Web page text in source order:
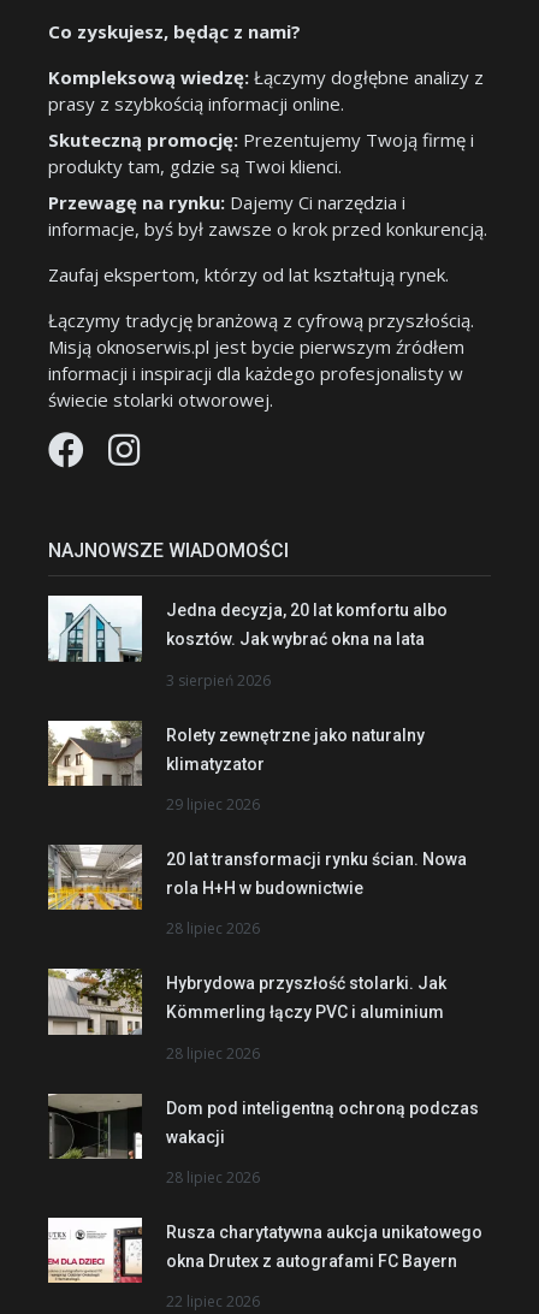
Co zyskujesz, będąc z nami?
Kompleksową wiedzę: Łączymy dogłębne analizy z
prasy z szybkością informacji online.
Skuteczną promocję: Prezentujemy Twoją firmę i
produkty tam, gdzie są Twoi klienci.
Przewagę na rynku: Dajemy Ci narzędzia i
informacje, byś był zawsze o krok przed konkurencją.
Zaufaj ekspertom, którzy od lat kształtują rynek.
Łączymy tradycję branżową z cyfrową przyszłością.
Misją oknoserwis.pl jest bycie pierwszym źródłem
informacji i inspiracji dla każdego profesjonalisty w
świecie stolarki otworowej.
NAJNOWSZE WIADOMOŚCI
Jedna decyzja, 20 lat komfortu albo
kosztów. Jak wybrać okna na lata
3 sierpień 2026
Rolety zewnętrzne jako naturalny
klimatyzator
29 lipiec 2026
20 lat transformacji rynku ścian. Nowa
rola H+H w budownictwie
28 lipiec 2026
Hybrydowa przyszłość stolarki. Jak
Kömmerling łączy PVC i aluminium
28 lipiec 2026
Dom pod inteligentną ochroną podczas
wakacji
28 lipiec 2026
Rusza charytatywna aukcja unikatowego
okna Drutex z autografami FC Bayern
22 lipiec 2026